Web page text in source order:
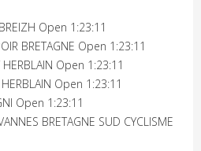
Open 1:23:11
BRETAGNE Open 1:23:11
Open 1:23:11
Open 1:23:11
Open 1:23:11
BRETAGNE SUD CYCLISME